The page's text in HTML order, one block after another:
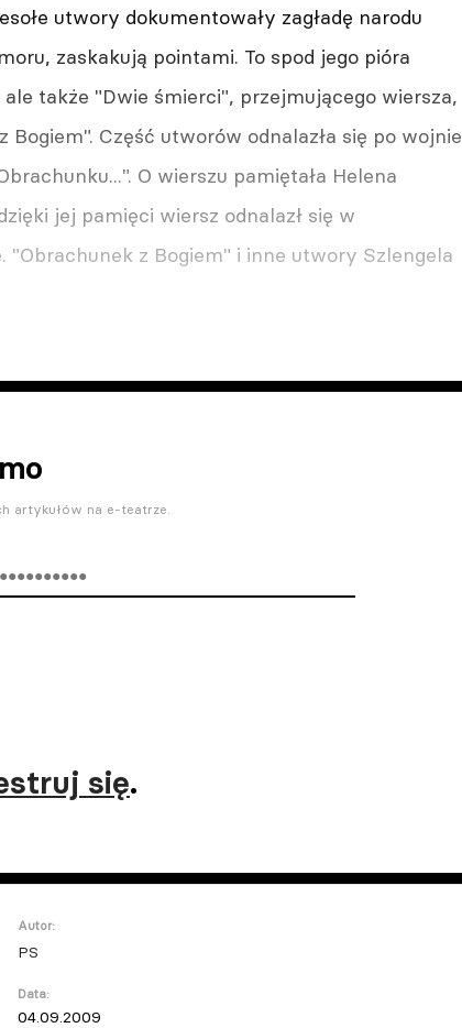
utwory dokumentowały zagładę narodu
zaskakują pointami. To spod jego pióra
także "Dwie śmierci", przejmującego wiersza,
Część utworów odnalazła się po wojnie
O wierszu pamiętała Helena
jej pamięci wiersz odnalazł się w
z Bogiem" i inne utwory Szlengela
artykułów na e-teatrze.
się.
Autor:
PS
Data:
04.09.2009